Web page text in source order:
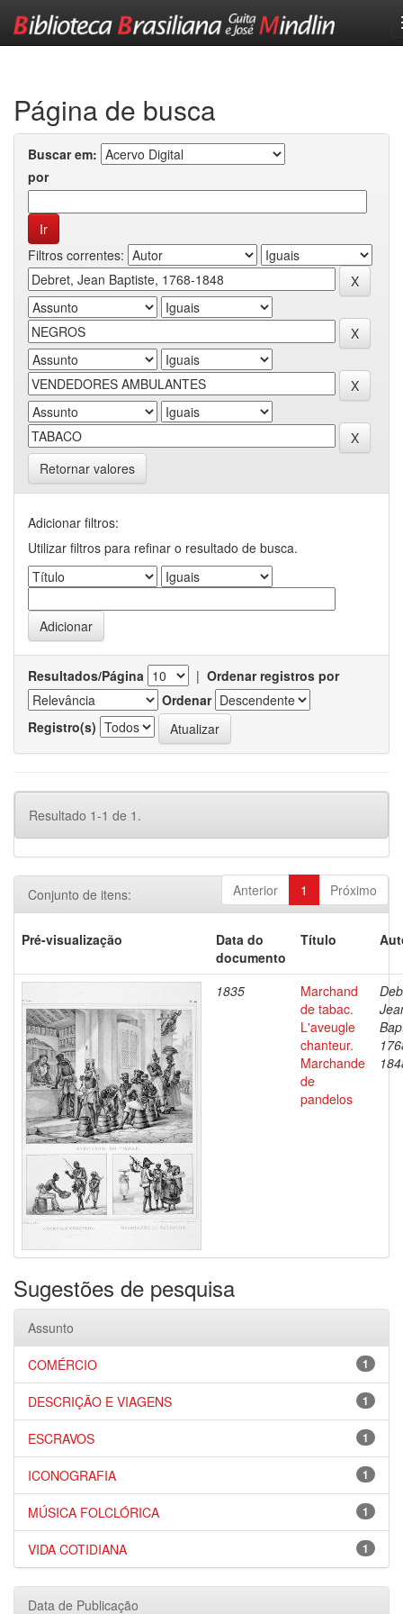
Página de busca
Buscar em:
por
Filtros correntes:
Retornar valores
Adicionar filtros:
Utilizar filtros para refinar o resultado de busca.
Resultados/Página | Ordenar registros por
Ordenar
Registro(s)
Resultado 1-1 de 1.
Anterior 1 Próximo
Conjunto de itens:
Pré-visualização
Data do
documento
Título
1835
Marchand
de tabac.
L'aveugle
chanteur.
Marchande
de
pandelos
Sugestões de pesquisa
Assunto
1
COMÉRCIO
1
DESCRIÇÃO E VIAGENS
1
ESCRAVOS
1
ICONOGRAFIA
1
MÚSICA FOLCLÓRICA
1
VIDA COTIDIANA
Data de Publicação